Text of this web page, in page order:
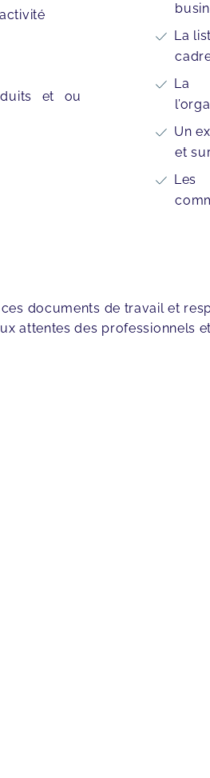
et ou
La
La
Un
et
documents de travail et
attentes des professionnels